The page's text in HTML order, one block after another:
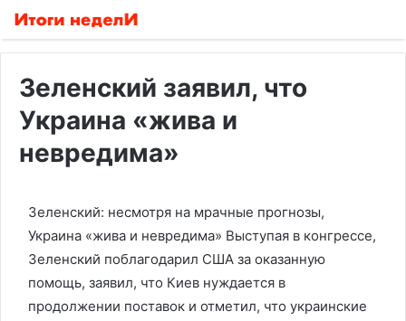
Зеленский заявил, что
Украина «жива и
невредима»
Зеленский: несмотря на мрачные прогнозы,
Украина «жива и невредима» Выступая в конгрессе,
Зеленский поблагодарил США за оказанную
помощь, заявил, что Киев нуждается в
продолжении поставок и отметил, что украинские